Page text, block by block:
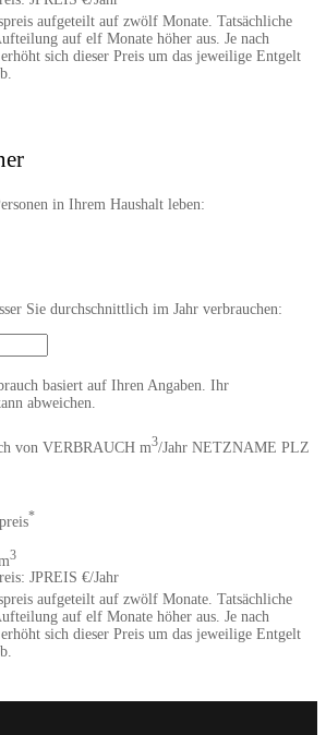
aufgeteilt auf zwölf Monate. Tatsächliche
auf elf Monate höher aus. Je nach
sich dieser Preis um das jeweilige Entgelt
in Ihrem Haushalt leben:
Sie durchschnittlich im Jahr verbrauchen:
basiert auf Ihren Angaben. Ihr
abweichen.
von VERBRAUCH m3/Jahr NETZNAME PLZ
*
3
JPREIS €/Jahr
aufgeteilt auf zwölf Monate. Tatsächliche
auf elf Monate höher aus. Je nach
sich dieser Preis um das jeweilige Entgelt